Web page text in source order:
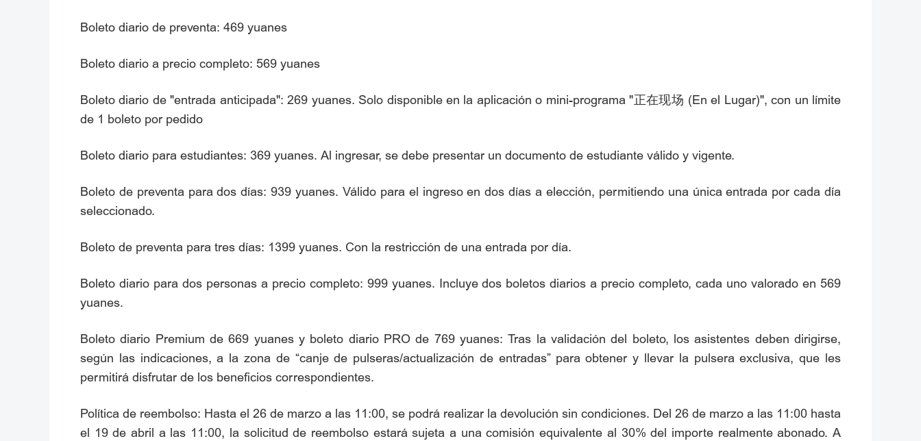
Boleto diario de preventa: 469 yuanes
Boleto diario a precio completo: 569 yuanes
Boleto diario de "entrada anticipada": 269 yuanes. Solo disponible en la aplicación o mini-programa "正在现场 (En el Lugar)", con un límite
de 1 boleto por pedido
Boleto diario para estudiantes: 369 yuanes. Al ingresar, se debe presentar un documento de estudiante válido y vigente.
Boleto de preventa para dos días: 939 yuanes. Válido para el ingreso en dos días a elección, permitiendo una única entrada por cada día
seleccionado.
Boleto de preventa para tres días: 1399 yuanes. Con la restricción de una entrada por día.
Boleto diario para dos personas a precio completo: 999 yuanes. Incluye dos boletos diarios a precio completo, cada uno valorado en 569
yuanes.
Boleto diario Premium de 669 yuanes y boleto diario PRO de 769 yuanes: Tras la validación del boleto, los asistentes deben dirigirse,
según las indicaciones, a la zona de “canje de pulseras/actualización de entradas” para obtener y llevar la pulsera exclusiva, que les
permitirá disfrutar de los beneficios correspondientes.
Política de reembolso: Hasta el 26 de marzo a las 11:00, se podrá realizar la devolución sin condiciones. Del 26 de marzo a las 11:00 hasta
el 19 de abril a las 11:00, la solicitud de reembolso estará sujeta a una comisión equivalente al 30% del importe realmente abonado. A